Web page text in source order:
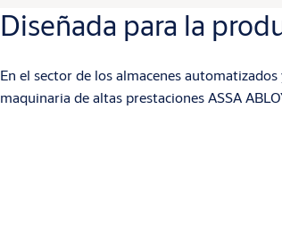
Diseñada para la
En el sector de los almacenes
maquinaria de altas prestaciones ASSA